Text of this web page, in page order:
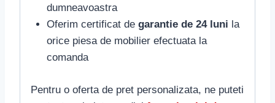
dumneavoastra
Oferim certificat de garantie de 24 luni la
orice piesa de mobilier efectuata la
comanda
Pentru o oferta de pret personalizata, ne puteti